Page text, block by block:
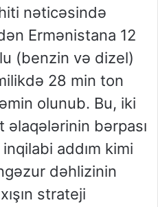
nəticəsində
Ermənistana 12
(benzin və dizel)
28 min ton
olunub. Bu, iki
əlaqələrinin bərpası
addım kimi
dəhlizinin
strateji